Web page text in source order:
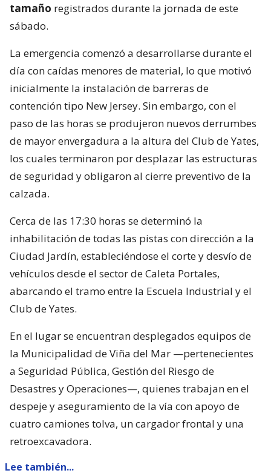
tamaño registrados durante la jornada de este
sábado.
La emergencia comenzó a desarrollarse durante el
día con caídas menores de material, lo que motivó
inicialmente la instalación de barreras de
contención tipo New Jersey. Sin embargo, con el
paso de las horas se produjeron nuevos derrumbes
de mayor envergadura a la altura del Club de Yates,
los cuales terminaron por desplazar las estructuras
de seguridad y obligaron al cierre preventivo de la
calzada.
Cerca de las 17:30 horas se determinó la
inhabilitación de todas las pistas con dirección a la
Ciudad Jardín, estableciéndose el corte y desvío de
vehículos desde el sector de Caleta Portales,
abarcando el tramo entre la Escuela Industrial y el
Club de Yates.
En el lugar se encuentran desplegados equipos de
la Municipalidad de Viña del Mar —pertenecientes
a Seguridad Pública, Gestión del Riesgo de
Desastres y Operaciones—, quienes trabajan en el
despeje y aseguramiento de la vía con apoyo de
cuatro camiones tolva, un cargador frontal y una
retroexcavadora.
Lee también...